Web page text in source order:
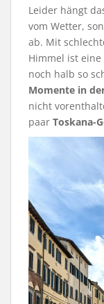
Leider hängt
vom Wetter,
ab. Mit
Himmel ist
noch halb so
Momente in
nicht
paar Toskana-